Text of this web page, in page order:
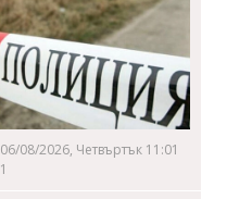
06/08/2026, Четвъртък 11:01
1